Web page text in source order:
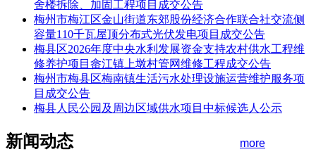
舍楼拆除、加固工程项目成交公告
梅州市梅江区金山街道东郊股份经济合作联合社交流侧
容量110千瓦屋顶分布式光伏发电项目成交公告
梅县区2026年度中央水利发展资金支持农村供水工程维
修养护项目畲江镇上墩村管网维修工程成交公告
梅州市梅县区梅南镇生活污水处理设施运营维护服务项
目成交公告
梅县人民公园及周边区域供水项目中标候选人公示
新闻动态 more